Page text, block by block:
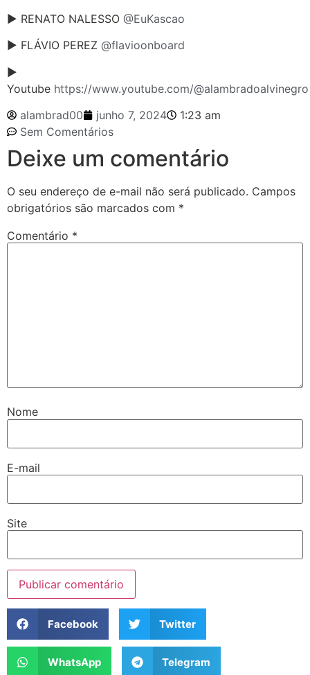
► RENATO NALESSO @EuKascao
► FLÁVIO PEREZ @flavioonboard
►
Youtube https://www.youtube.com/@alambradoalvinegro
alambrad00
junho 7, 2024
1:23 am
Sem Comentários
Deixe um comentário
O seu endereço de e-mail não será publicado. Campos
obrigatórios são marcados com *
Comentário *
Nome
E-mail
Site
Facebook Twitter
WhatsApp Telegram